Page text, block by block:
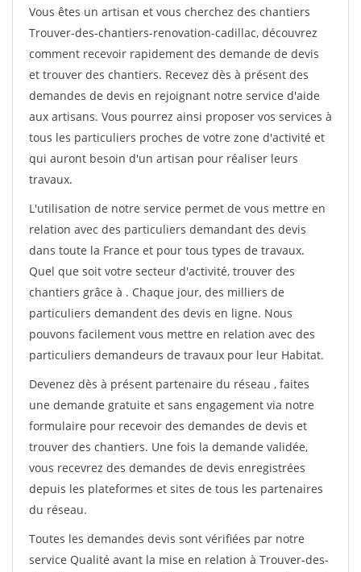
Vous êtes un artisan et vous cherchez des chantiers
Trouver-des-chantiers-renovation-cadillac, découvrez
comment recevoir rapidement des demande de devis
et trouver des chantiers. Recevez dès à présent des
demandes de devis en rejoignant notre service d'aide
aux artisans. Vous pourrez ainsi proposer vos services à
tous les particuliers proches de votre zone d'activité et
qui auront besoin d'un artisan pour réaliser leurs
travaux.
L'utilisation de notre service permet de vous mettre en
relation avec des particuliers demandant des devis
dans toute la France et pour tous types de travaux.
Quel que soit votre secteur d'activité, trouver des
chantiers grâce à . Chaque jour, des milliers de
particuliers demandent des devis en ligne. Nous
pouvons facilement vous mettre en relation avec des
particuliers demandeurs de travaux pour leur Habitat.
Devenez dès à présent partenaire du réseau , faites
une demande gratuite et sans engagement via notre
formulaire pour recevoir des demandes de devis et
trouver des chantiers. Une fois la demande validée,
vous recevrez des demandes de devis enregistrées
depuis les plateformes et sites de tous les partenaires
du réseau.
Toutes les demandes devis sont vérifiées par notre
service Qualité avant la mise en relation à Trouver-des-